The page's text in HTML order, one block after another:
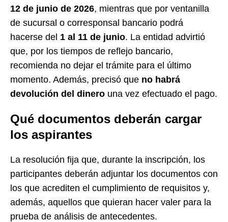
12 de junio de 2026, mientras que por ventanilla
de sucursal o corresponsal bancario podrá
hacerse del 1 al 11 de junio. La entidad advirtió
que, por los tiempos de reflejo bancario,
recomienda no dejar el trámite para el último
momento. Además, precisó que no habrá
devolución del dinero una vez efectuado el pago.
Qué documentos deberán cargar
los aspirantes
La resolución fija que, durante la inscripción, los
participantes deberán adjuntar los documentos con
los que acrediten el cumplimiento de requisitos y,
además, aquellos que quieran hacer valer para la
prueba de análisis de antecedentes.